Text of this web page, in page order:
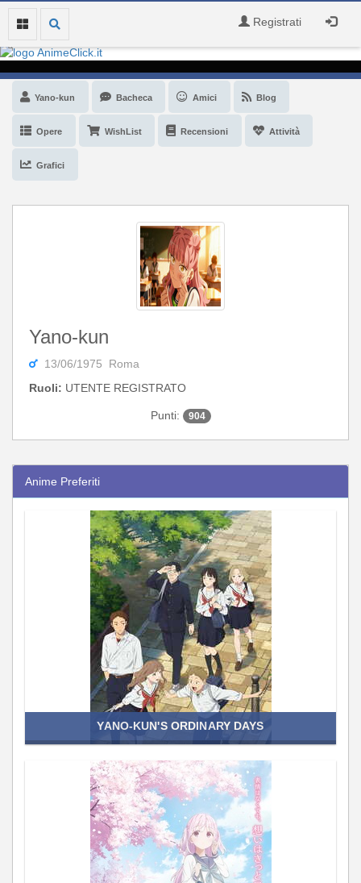
Registrati
Yano-kun Bacheca Amici Blog
Opere WishList Recensioni Attività
Grafici
Yano-kun
13/06/1975 Roma
Ruoli: UTENTE REGISTRATO
Punti: 904
Anime Preferiti
YANO-KUN'S ORDINARY DAYS